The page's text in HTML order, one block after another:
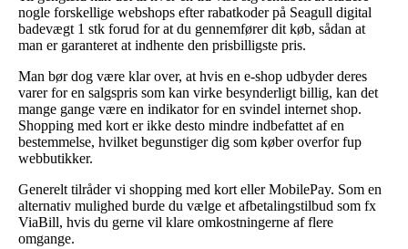
nogle forskellige webshops efter rabatkoder på Seagull digital
badevægt 1 stk forud for at du gennemfører dit køb, sådan at
man er garanteret at indhente den prisbilligste pris.
Man bør dog være klar over, at hvis en e-shop udbyder deres
varer for en salgspris som kan virke besynderligt billig, kan det
mange gange være en indikator for en svindel internet shop.
Shopping med kort er ikke desto mindre indbefattet af en
bestemmelse, hvilket begunstiger dig som køber overfor fup
webbutikker.
Generelt tilråder vi shopping med kort eller MobilePay. Som en
alternativ mulighed burde du vælge et afbetalingstilbud som fx
ViaBill, hvis du gerne vil klare omkostningerne af flere
omgange.